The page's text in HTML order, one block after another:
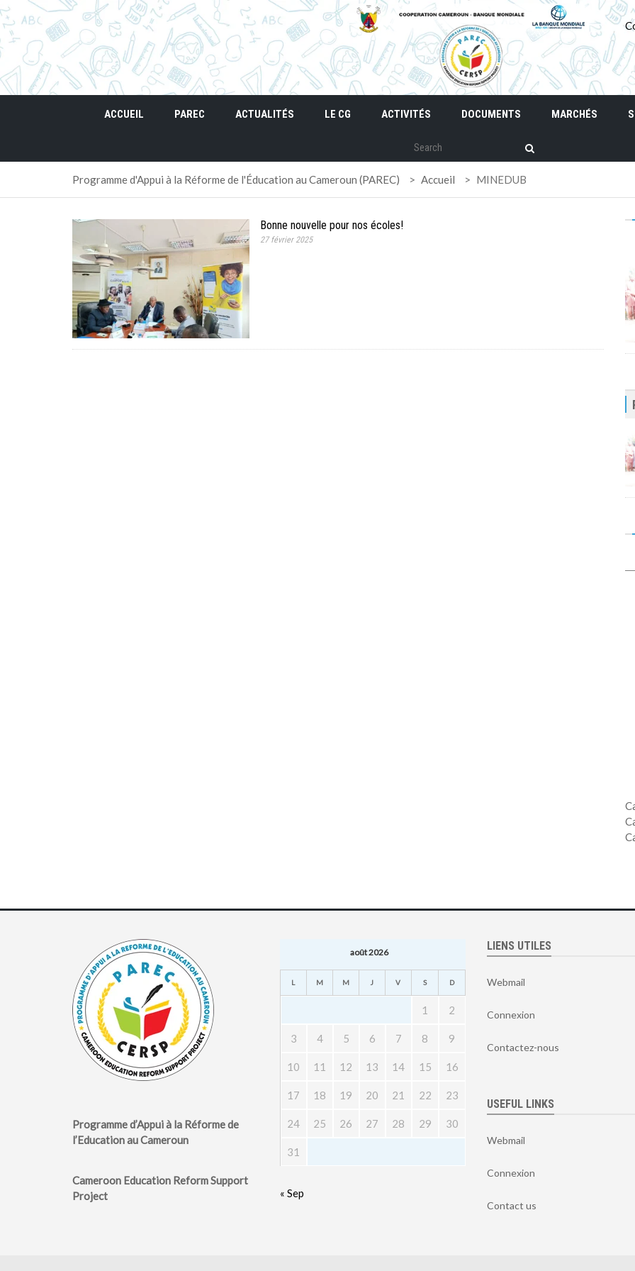
ACCUEIL PAREC ACTUALITÉS LE CG ACTIVITÉS DOCUMENTS MARCHÉS
Programme d'Appui à la Réforme de l'Éducation au Cameroun (PAREC) > Accueil > MINEDUB
Bonne nouvelle pour nos écoles!
27 février 2025
Programme d’Appui à la Réforme de
l’Education au Cameroun
Cameroon Education Reform Support
Project
août 2026
L M M J V S D
1 2
3 4 5 6 7 8 9
10 11 12 13 14 15 16
17 18 19 20 21 22 23
24 25 26 27 28 29 30
31
« Sep
LIENS UTILES
Webmail
Connexion
Contactez-nous
USEFUL LINKS
Webmail
Connexion
Contact us